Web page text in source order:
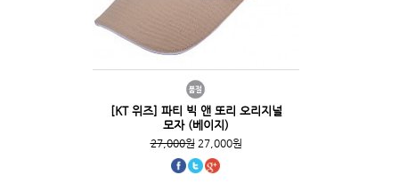
[KT 위즈] 파티 빅 앤 또리 오리지널
모자 (베이지)
27,000원27,000원